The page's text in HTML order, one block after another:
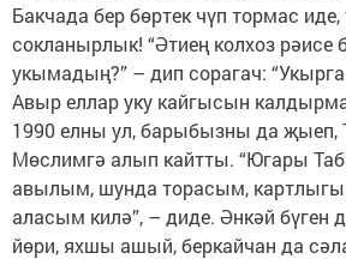
Бакчада бер бөртек чүп тормас
сокланырлык! “Әтиең колхоз рәисе
укымадың?” – дип сорагач:
Авыр еллар уку кайгысын
1990 елны ул, барыбызны да җыеп,
Мөслимгә алып кайтты. “Югары
авылым, шунда торасым,
аласым килә”, – диде. Әнкәй бүген
йөри, яхшы ашый, беркайчан да